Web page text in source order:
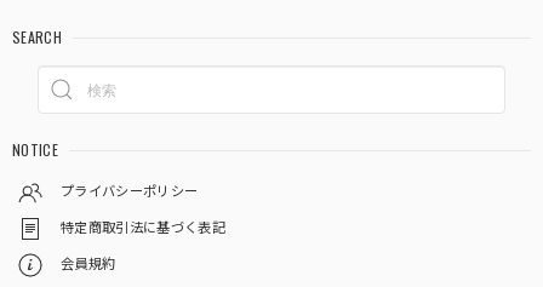
SEARCH
NOTICE
プライバシーポリシー
特定商取引法に基づく表記
会員規約